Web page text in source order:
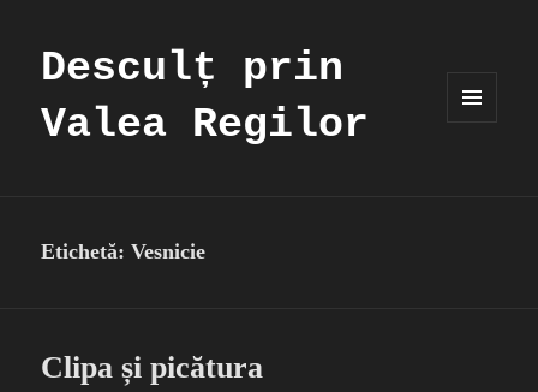
Desculț prin
Valea Regilor
Etichetă:Vesnicie
Clipa și picătura